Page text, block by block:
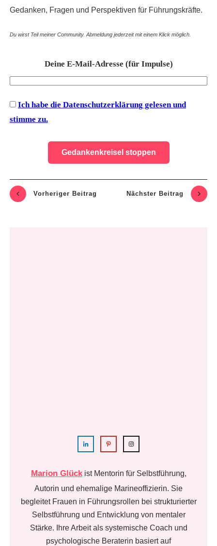
Gedanken, Fragen und Perspektiven für Führungskräfte.
Du wirst Teil meiner Community. Abmeldung jederzeit mit einem Klick möglich.
Deine E-Mail-Adresse (für Impulse)
Ich habe die Datenschutzerklärung gelesen und
stimme zu.
Vorheriger Beitrag Nächster Beitrag
Marion Glückist Mentorin für Selbstführung,
Autorin und ehemalige Marineoffizierin. Sie
begleitet Frauen in Führungsrollen bei strukturierter
Selbstführung und Entwicklung von mentaler
Stärke. Ihre Arbeit als systemische Coach und
psychologische Beraterin basiert auf